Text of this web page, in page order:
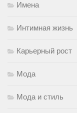
Имена
Интимная жизнь
Карьерный рост
Мода
Мода и стиль